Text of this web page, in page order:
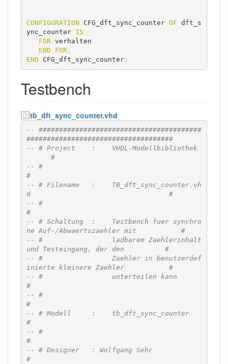
CONFIGURATION CFG_dft_sync_counter OF dft_s
ync_counter IS
FOR verhalten
END
FOR;
END CFG_dft_sync_counter;
Testbench
tb_dft_sync_counter.vhd
-- ########################################
####################################
-- # Project    :    VHDL-Modellbibliothek
      #
-- #
#
-- # Filename   :    TB_dft_sync_counter.vh
d                                  #
-- #
#
-- # Schaltung  :    Testbench fuer synchro
ne Auf-/Abwaertszaehler mit 	      #
-- #		     ladbarem Zaehlerinhalt
und Testeingang, der den          #
-- #                 Zaehler in benutzerdef
inierte kleinere Zaehler           #
-- #                 unterteilen kann
#
-- #
#
-- # Modell	:    tb_dft_sync_counter
#
-- #
#
-- # Designer   : Wolfgang Sehr
#